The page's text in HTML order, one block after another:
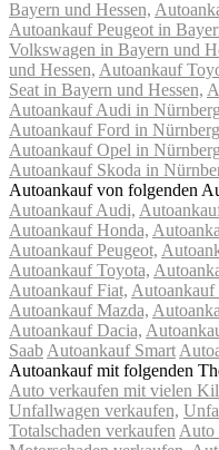
Bayern und Hessen,
Autoankauf Peugeot in
Volkswagen in Bayern und
und Hessen, Autoankauf
Seat in Bayern und Hessen,
Autoankauf Audi in
Autoankauf Ford in
Autoankauf Opel in
Autoankauf Skoda in
Autoankauf von folgenden
Autoankauf Audi,
Autoankauf Honda,
Autoankauf Peugeot,
Autoankauf Toyota,
Autoankauf Fiat, Autoankauf
Autoankauf Mazda,
Autoankauf Dacia,
Saab Autoankauf Smart
Autoankauf mit folgenden
Auto verkaufen mit vielen
Unfallwagen verkaufen,
Totalschaden verkaufen Auto